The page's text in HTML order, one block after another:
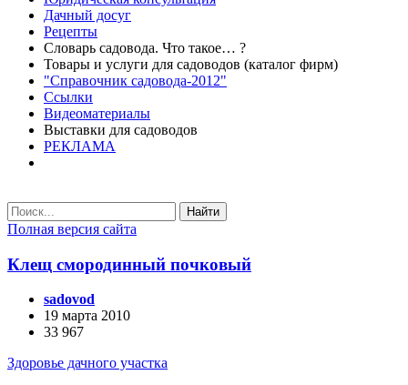
Дачный досуг
Рецепты
Словарь садовода. Что такое… ?
Товары и услуги для садоводов (каталог фирм)
"Справочник садовода-2012"
Ссылки
Видеоматериалы
Выставки для садоводов
РЕКЛАМА
Найти
Полная версия сайта
Клещ смородинный почковый
sadovod
19 марта 2010
33 967
Здоровье дачного участка